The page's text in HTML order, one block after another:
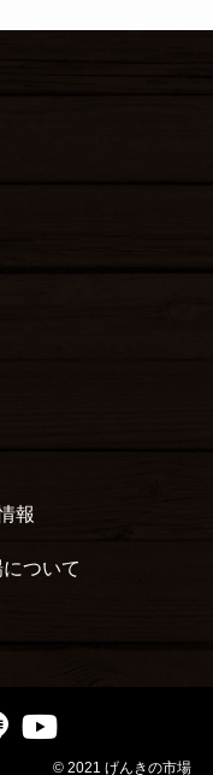
報
ついて
© 2021 げんきの市場